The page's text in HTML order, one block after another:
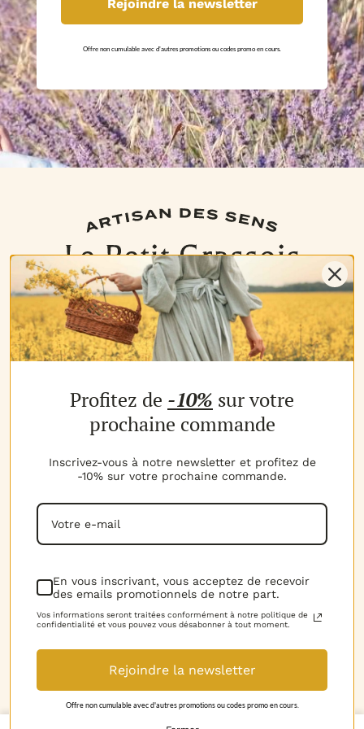
Rejoindre la newsletter
Offre non cumulable avec d'autres promotions ou codes promo en cours.
Découvrez nos vidéos
Les parfums
MON COMPTE
Espace client
Parrainage
Mon panier
NOTRE EXPERTISE
06.52.02.74.51
RGPD
Conditions Générales de Vente
© 2018-2026 Le Petit Grassois. Tous droits
Profitez de -10% sur votre
prochaine commande
Inscrivez-vous à notre newsletter et profitez de
-10% sur votre prochaine commande.
En vous inscrivant, vous acceptez de recevoir
des emails promotionnels de notre part.
Vos informations seront traitées conformément à notre politique de
confidentialité et vous pouvez vous désabonner à tout moment.
Rejoindre la newsletter
Offre non cumulable avec d'autres promotions ou codes promo en cours.